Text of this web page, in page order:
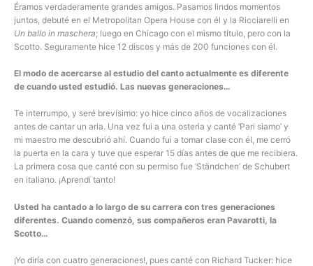
Éramos verdaderamente grandes amigos. Pasamos lindos momentos
juntos, debuté en el Metropolitan Opera House con él y la Ricciarelli en
Un ballo in maschera; luego en Chicago con el mismo título, pero con la
Scotto. Seguramente hice 12 discos y más de 200 funciones con él.
El modo de acercarse al estudio del canto actualmente es diferente
de cuando usted estudió. Las nuevas generaciones…
Te interrumpo, y seré brevísimo: yo hice cinco años de vocalizaciones
antes de cantar un aria. Una vez fui a una osteria y canté ‘Pari siamo’ y
mi maestro me descubrió ahí. Cuando fui a tomar clase con él, me cerró
la puerta en la cara y tuve que esperar 15 días antes de que me recibiera.
La primera cosa que canté con su permiso fue ‘Ständchen’ de Schubert
en italiano. ¡Aprendí tanto!
Usted ha cantado a lo largo de su carrera con tres generaciones
diferentes. Cuando comenzó, sus compañeros eran Pavarotti, la
Scotto…
¡Yo diría con cuatro generaciones!, pues canté con Richard Tucker: hice